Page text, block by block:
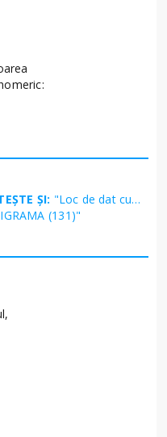
ȘI: "Loc de dat cu…
(131)"